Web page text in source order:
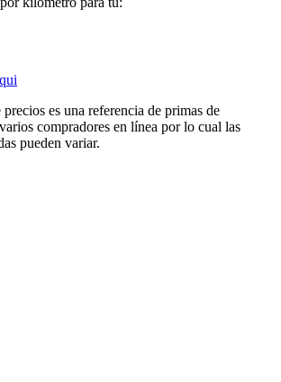
es una referencia de primas de
compradores en línea por lo cual las
pueden variar.